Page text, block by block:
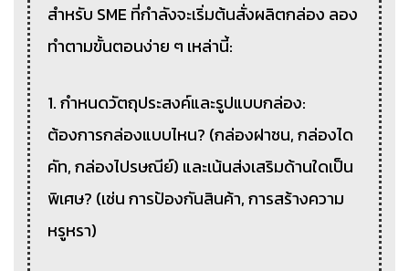
สำหรับ SME ที่กำลังจะเริ่มต้นสั่งผลิตกล่อง ลอง
ทำตามขั้นตอนง่าย ๆ เหล่านี้:
1. กำหนดวัตถุประสงค์และรูปแบบกล่อง:
ต้องการกล่องแบบไหน? (กล่องฝาชน, กล่องได
คัท, กล่องไปรษณีย์) และเน้นส่งเสริมด้านใดเป็น
พิเศษ? (เช่น การป้องกันสินค้า, การสร้างความ
หรูหรา)